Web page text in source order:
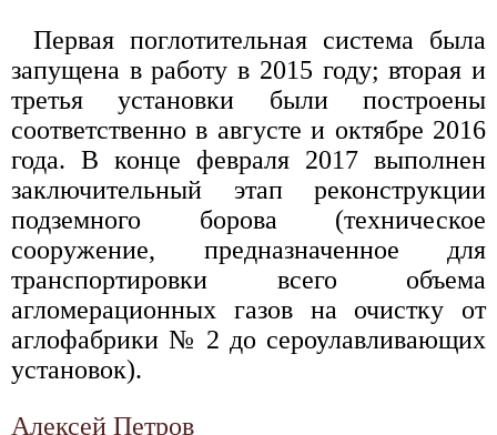
Первая поглотительная система была
запущена в работу в 2015 году; вторая и
третья установки были построены
соответственно в августе и октябре 2016
года. В конце февраля 2017 выполнен
заключительный этап реконструкции
подземного борова (техническое
сооружение, предназначенное для
транспортировки всего объема
агломерационных газов на очистку от
аглофабрики № 2 до сероулавливающих
установок).
Алексей Петров